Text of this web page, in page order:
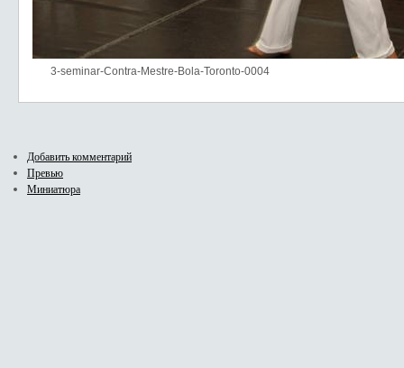
3-seminar-Contra-Mestre-Bola-Toronto-0004
Добавить комментарий
Превью
Миниатюра